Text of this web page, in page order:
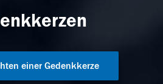
einer Gedenkkerze